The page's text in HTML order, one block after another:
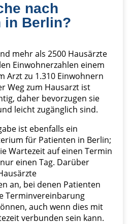
nach
in Berlin?
mehr als 2500 Hausärzte
Einwohnerzahlen einem
Arzt zu 1.310 Einwohnern
Weg zum Hausarzt ist
daher bevorzugen sie
leicht zugänglich sind.
ist ebenfalls ein
für Patienten in Berlin;
Wartezeit auf einen Termin
einen Tag. Darüber
an, bei denen Patienten
Terminvereinbarung
auch wenn dies mit
verbunden sein kann.